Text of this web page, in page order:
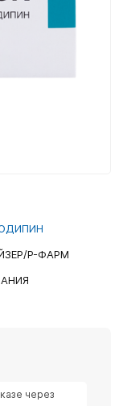
Р-ФАРМ
через